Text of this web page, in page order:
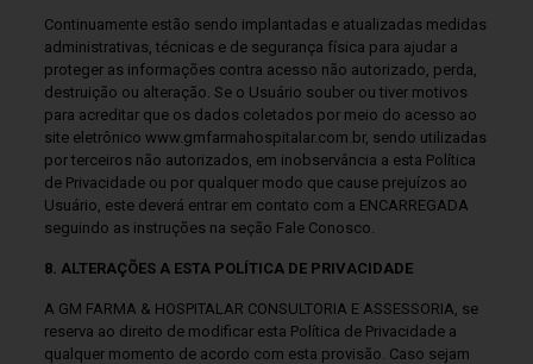
Continuamente estão sendo implantadas e atualizadas medidas
administrativas, técnicas e de segurança física para ajudar a
proteger as informações contra acesso não autorizado, perda,
destruição ou alteração. Se o Usuário souber ou tiver motivos
para acreditar que os dados coletados por meio do acesso ao
site eletrônico www.gmfarmahospitalar.com.br, sendo utilizadas
por terceiros não autorizados, em inobservância a esta Política
de Privacidade ou por qualquer modo que cause prejuízos ao
Usuário, este deverá entrar em contato com a ENCARREGADA
seguindo as instruções na seção Fale Conosco.
8. ALTERAÇÕES A ESTA POLÍTICA DE PRIVACIDADE
A GM FARMA & HOSPITALAR CONSULTORIA E ASSESSORIA, se
reserva ao direito de modificar esta Política de Privacidade a
qualquer momento de acordo com esta provisão. Caso sejam